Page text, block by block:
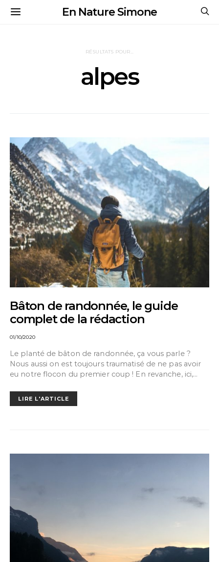
En Nature Simone
RÉSULTATS POUR...
alpes
Bâton de randonnée, le guide
complet de la rédaction
01/10/2020
Le planté de bâton de randonnée, ça vous parle ?
Nous aussi on est toujours traumatisé de ne pas avoir
eu notre flocon du premier coup ! En revanche, ici,…
LIRE L'ARTICLE